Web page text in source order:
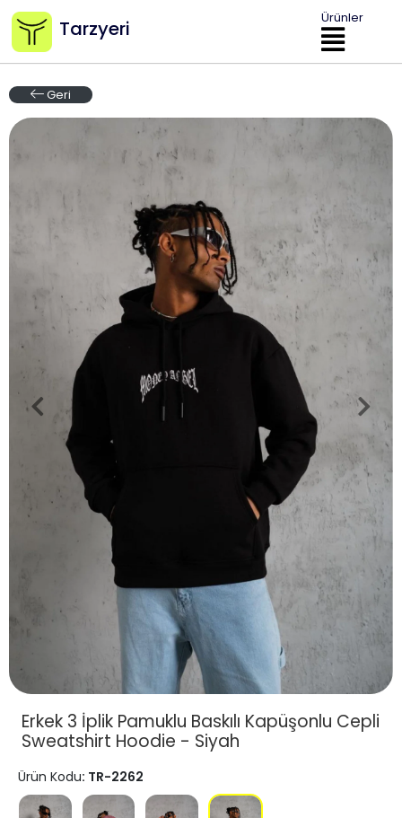
Tarzyeri Ürünler
Geri
Erkek 3 İplik Pamuklu Baskılı Kapüşonlu Cepli
Sweatshirt Hoodie - Siyah
Ürün Kodu: TR-2262